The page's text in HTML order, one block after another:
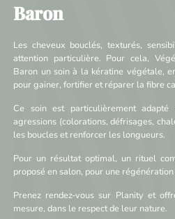
Baron
Les cheveux bouclés, texturés,
attention particulière. Pour cela,
Baron un soin à la kératine végétale,
pour gainer, fortifier et réparer la fibre
Ce soin est particulièrement
agressions (colorations, défrisages,
les boucles et renforcer les longueurs.
Pour un résultat optimal, un rituel
proposé en salon, pour une
Prenez rendez-vous sur Planity et
mesure, dans le respect de leur nature.